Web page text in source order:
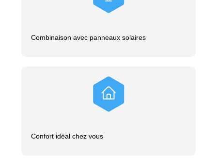
Combinaison avec panneaux solaires
Confort idéal chez vous